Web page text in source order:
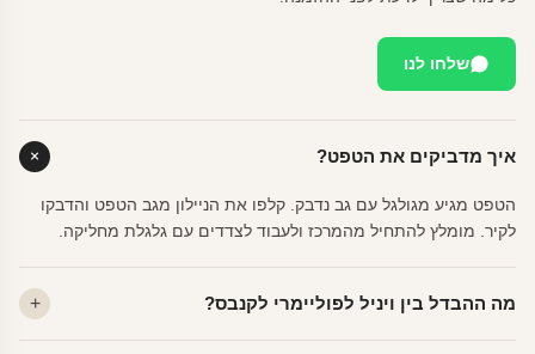
שלחו לנו
איך מדביקים את הטפט?
הטפט מגיע מגולגל עם גב נדבק. קלפו את הניילון מגב הטפט והדבקו
לקיר. מומלץ להתחיל מהמרכז ולעבוד לצדדים עם גלגלת מחליקה.
מה ההבדל בין ויניל לפוליימרי לקנבס?